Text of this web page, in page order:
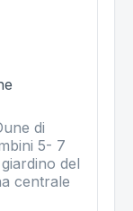
di
5- 7
del
centrale